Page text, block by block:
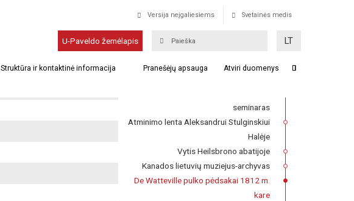
Versija neįgaliesiems Svetainės medis
U-Paveldo žemėlapis LT
Struktūra ir kontaktinė informacija Pranešėjų apsauga Atviri duomenys
De Watteville pulko
seminaras
Atminimo lenta Aleksandrui Stulginskiui
Halėje
Vytis Heilsbrono abatijoje
Kanados lietuvių muziejus-archyvas
De Watteville pulko pėdsakai 1812 m.
kare